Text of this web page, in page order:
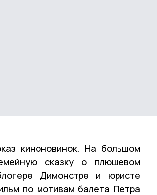
киноновинок. На большом
сказку о плюшевом
Димонстре и юристе
по мотивам балета Петра